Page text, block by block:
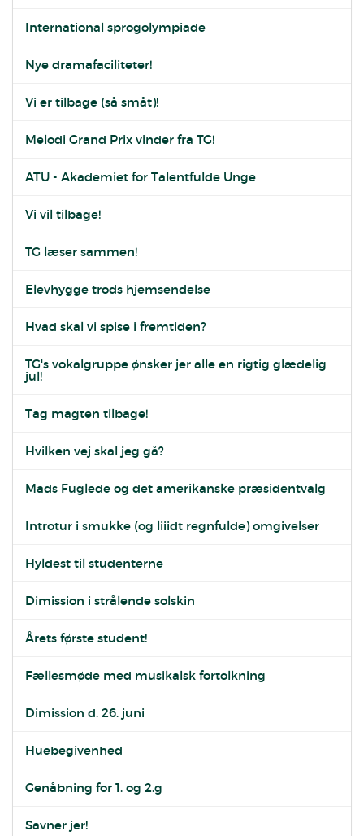
International sprogolympiade
Nye dramafaciliteter!
Vi er tilbage (så småt)!
Melodi Grand Prix vinder fra TG!
ATU - Akademiet for Talentfulde Unge
Vi vil tilbage!
TG læser sammen!
Elevhygge trods hjemsendelse
Hvad skal vi spise i fremtiden?
TG's vokalgruppe ønsker jer alle en rigtig glædelig
jul!
Tag magten tilbage!
Hvilken vej skal jeg gå?
Mads Fuglede og det amerikanske præsidentvalg
Introtur i smukke (og liiidt regnfulde) omgivelser
Hyldest til studenterne
Dimission i strålende solskin
Årets første student!
Fællesmøde med musikalsk fortolkning
Dimission d. 26. juni
Huebegivenhed
Genåbning for 1. og 2.g
Savner jer!